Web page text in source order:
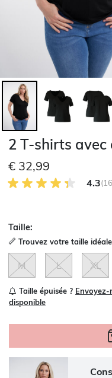
2 T-shirts avec
€ 32,99
4.3 sur 5 avis des clients
4.3
Taille:
Trouvez votre taille idéale
M L XL
Taille épuisée ?
disponible